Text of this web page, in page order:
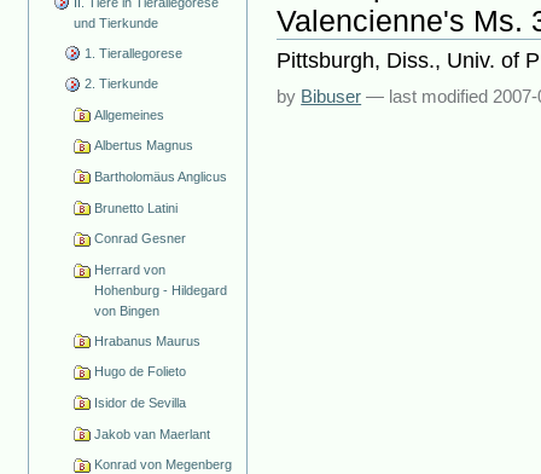
und Tierkunde
1. Tierallegorese
2. Tierkunde
Allgemeines
Albertus Magnus
Bartholomäus Anglicus
Brunetto Latini
Conrad Gesner
Herrard von
Hohenburg - Hildegard
von Bingen
Hrabanus Maurus
Hugo de Folieto
Isidor de Sevilla
Jakob van Maerlant
Konrad von Megenberg
Valencienne's Ms.
Pittsburgh, Diss., Univ. of
by Bibuser — last modified